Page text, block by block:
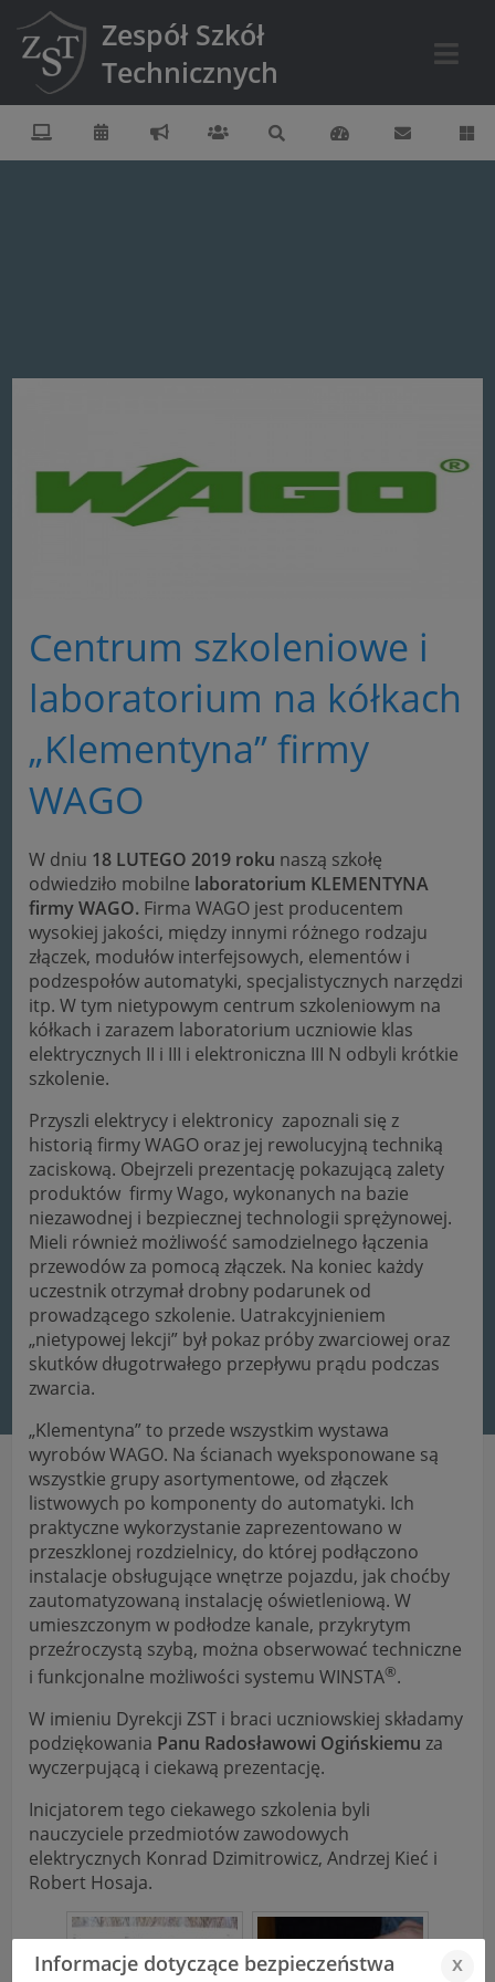
Zespół Szkół
Technicznych
Centrum szkoleniowe i
laboratorium na kółkach
„Klementyna” firmy
WAGO
W dniu 18 LUTEGO 2019 roku naszą szkołę
odwiedziło mobilne laboratorium KLEMENTYNA
firmy WAGO. Firma WAGO jest producentem
wysokiej jakości, między innymi różnego rodzaju
złączek, modułów interfejsowych, elementów i
podzespołów automatyki, specjalistycznych narzędzi
itp. W tym nietypowym centrum szkoleniowym na
kółkach i zarazem laboratorium uczniowie klas
elektrycznych II i III i elektroniczna III N odbyli krótkie
szkolenie.
Przyszli elektrycy i elektronicy zapoznali się z
historią firmy WAGO oraz jej rewolucyjną techniką
zaciskową. Obejrzeli prezentację pokazującą zalety
produktów firmy Wago, wykonanych na bazie
niezawodnej i bezpiecznej technologii sprężynowej.
Mieli również możliwość samodzielnego łączenia
przewodów za pomocą złączek. Na koniec każdy
uczestnik otrzymał drobny podarunek od
prowadzącego szkolenie. Uatrakcyjnieniem
„nietypowej lekcji” był pokaz próby zwarciowej oraz
skutków długotrwałego przepływu prądu podczas
zwarcia.
„Klementyna” to przede wszystkim wystawa
wyrobów WAGO. Na ścianach wyeksponowane są
wszystkie grupy asortymentowe, od złączek
listwowych po komponenty do automatyki. Ich
praktyczne wykorzystanie zaprezentowano w
przeszklonej rozdzielnicy, do której podłączono
instalacje obsługujące wnętrze pojazdu, jak choćby
zautomatyzowaną instalację oświetleniową. W
umieszczonym w podłodze kanale, przykrytym
przeźroczystą szybą, można obserwować techniczne
i funkcjonalne możliwości systemu WINSTA®.
W imieniu Dyrekcji ZST i braci uczniowskiej składamy
podziękowania Panu Radosławowi Ogińskiemu za
wyczerpującą i ciekawą prezentację.
Inicjatorem tego ciekawego szkolenia byli
nauczyciele przedmiotów zawodowych
elektrycznych Konrad Dzimitrowicz, Andrzej Kieć i
Robert Hosaja.
Informacje dotyczące bezpieczeństwa x